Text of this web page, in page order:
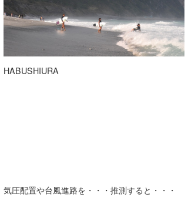
HABUSHIURA
気圧配置や台風進路を・・・推測すると・・・